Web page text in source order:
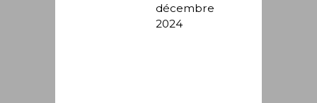
décembre
2024